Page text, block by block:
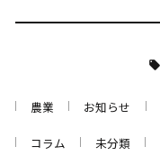
農業 お知らせ
コラム 未分類